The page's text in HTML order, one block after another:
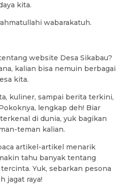
kita.
wabarakatuh.
website Desa Sikabau?
kalian bisa nemuin berbagai
kita.
kuliner, sampai berita terkini,
lengkap deh! Biar
di dunia, yuk bagikan
teman kalian.
artikel-artikel menarik
tahu banyak tentang
Yuk, sebarkan pesona
jagat raya!